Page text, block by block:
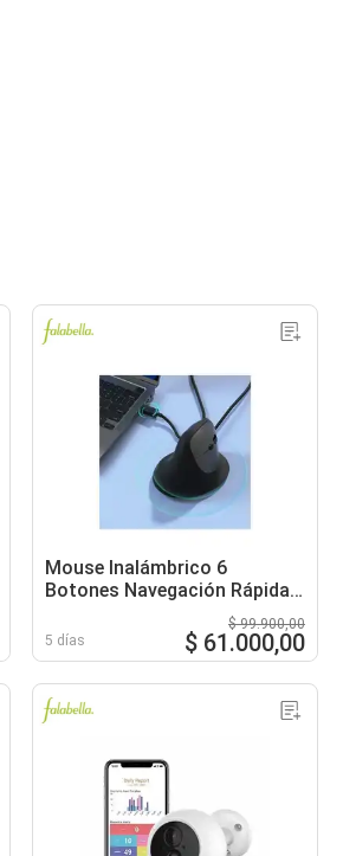
Mouse Inalámbrico 6
Botones Navegación Rápida
5 días
$ 99.900,00
$ 61.000,00